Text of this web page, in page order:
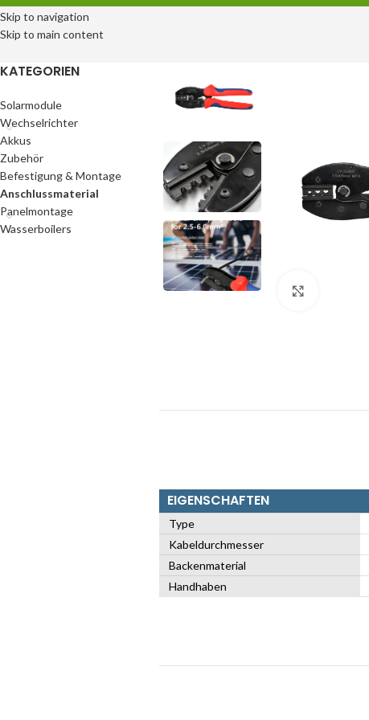
Skip to navigation
Skip to main content
KATEGORIEN
Solarmodule
Wechselrichter
Akkus
Zubehör
Befestigung & Montage
Anschlussmaterial
Panelmontage
Wasserboilers
EIGENSCHAFTEN
Type
Kabeldurchmesser
Backenmaterial
Handhaben